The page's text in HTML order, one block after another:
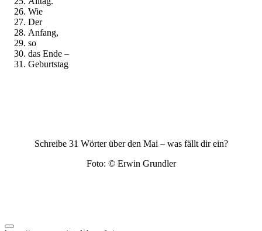
Wie
Der
Anfang,
so
das Ende –
Geburtstag
Schreibe 31 Wörter über den Mai – was fällt dir ein?
Foto: © Erwin Grundler